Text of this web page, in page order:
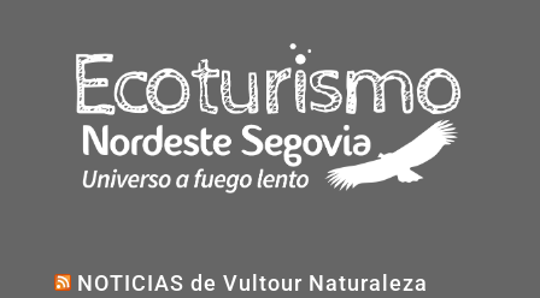
NOTICIAS de Vultour Naturaleza